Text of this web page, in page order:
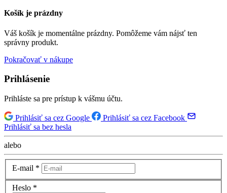
Košík je prázdny
Váš košík je momentálne prázdny. Pomôžeme vám nájsť ten
správny produkt.
Pokračovať v nákupe
Prihlásenie
Prihláste sa pre prístup k vášmu účtu.
Prihlásiť sa cez Google
Prihlásiť sa cez Facebook
Prihlásiť sa bez hesla
alebo
E-mail *
Heslo *